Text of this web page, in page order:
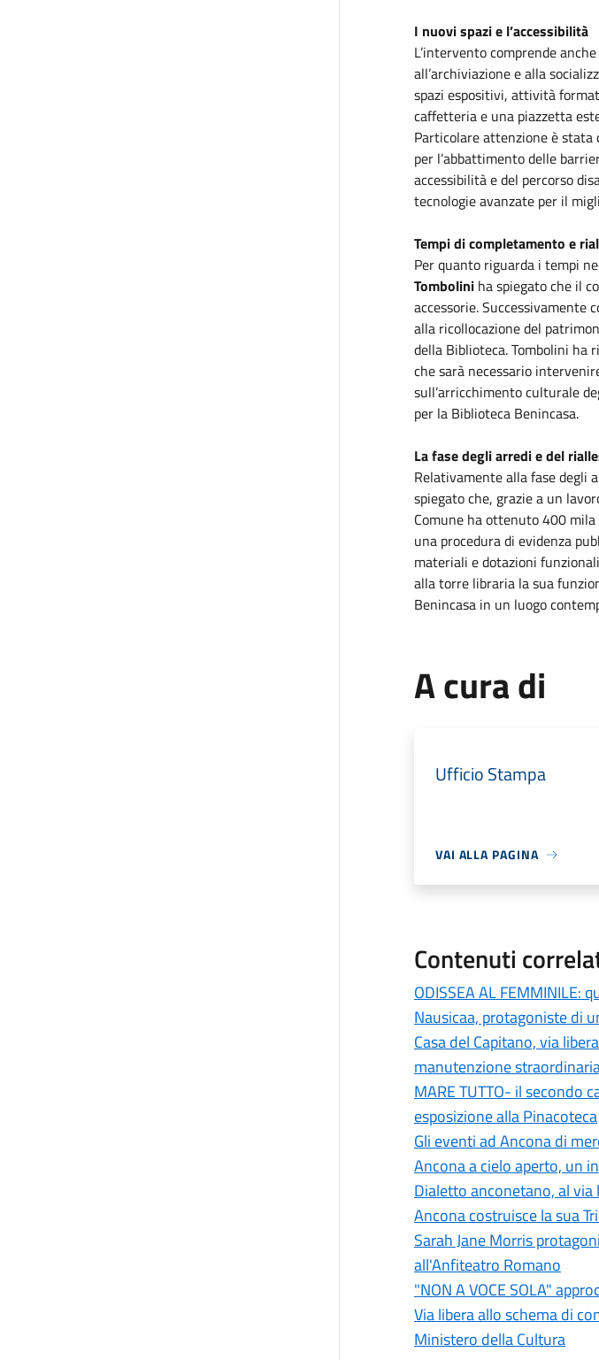
I nuovi spazi e l’accessibilità
L’intervento comprende
all’archiviazione e alla
spazi espositivi, attività
caffetteria e una piazzetta
Particolare attenzione è stata
per l’abbattimento delle
accessibilità e del percorso
tecnologie avanzate per il
Tempi di completamento e
Per quanto riguarda i tempi
Tomboliniha spiegato che il
accessorie.
alla ricollocazione del
della Biblioteca. Tombolini ha
che sarà necessario
sull’arricchimento culturale
per la Biblioteca Benincasa.
La fase degli arredi e del
Relativamente alla fase degli
spiegato che, grazie a un
Comune ha ottenuto 400
una procedura di evidenza
materiali e dotazioni
alla torre libraria la sua
Benincasa in un luogo
A cura di
Ufficio Stampa
VAI ALLA PAGINA
Contenuti
ODISSEA AL
Nausicaa, protagoniste di
Casa del Capitano, via
manutenzione
MARE TUTTO- il secondo
esposizione alla Pinacoteca
Gli eventi ad Ancona di
Ancona a cielo aperto, un
Dialetto anconetano, al
Ancona costruisce la sua
Sarah Jane Morris
all'Anfiteatro Romano
"NON A VOCE SOLA"
Via libera allo schema di
Ministero della Cultura